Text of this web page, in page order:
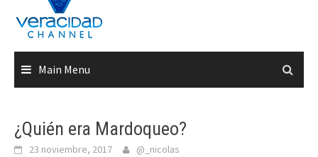
Main Menu
¿Quién era Mardoqueo?
23 noviembre, 2017 @_nicolas